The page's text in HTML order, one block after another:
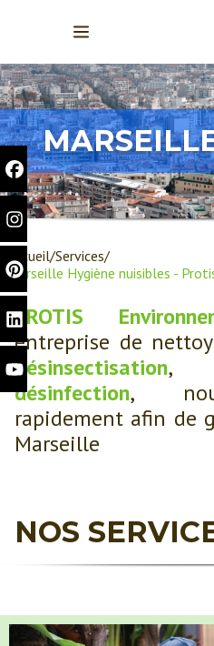
Accueil Services
Marseille Hygiène nuisibles -
PROTIS
entreprise de
désinsectisation
désinfection,
rapidement afin de
Marseille
NOS